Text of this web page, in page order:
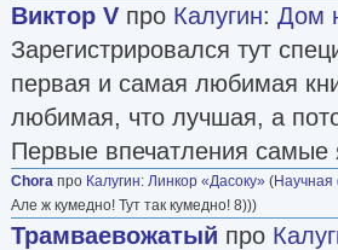
Виктор V про Калугин: Дом
Зарегистрировался тут
первая и самая любимая
любимая, что лучшая, а
Первые впечатления
Chora про Калугин: Линкор «Дасоку» (Научная
Але ж кумедно! Тут так кумедно! 8)))
Трамваевожатый про